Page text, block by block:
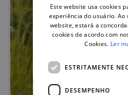
Este website usa cookies
experiência do usuário. Ao
website, estará a
cookies de acordo com
Cookies. Ler
ESTRITAMENTE
DESEMPENHO